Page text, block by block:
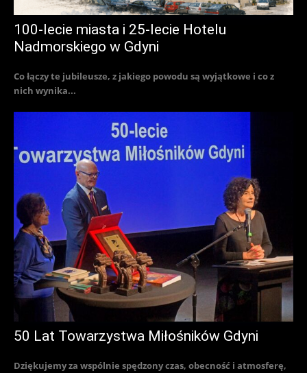
100-lecie miasta i 25-lecie Hotelu
Nadmorskiego w Gdyni
Co łączy te jubileusze, z jakiego powodu są wyjątkowe i co z
nich wynika...
50 Lat Towarzystwa Miłośników Gdyni
Dziękujemy za wspólnie spędzony czas, obecność i atmosferę,